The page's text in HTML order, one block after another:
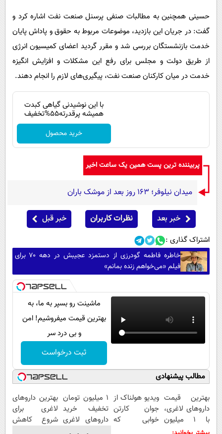
حسینی همچنین به مطالبات صنفی پرسنل صنعت نفت اشاره کرد و
گفت: در جریان این بازدید، موضوعات مربوط به حقوق و پاداش پایان
خدمت بازنشستگان بررسی شد و مقرر گردید اعضای کمیسیون انرژی
از طریق دولت و مجلس برای رفع این مشکلات و افزایش انگیزه
خدمت در میان کارکنان صنعت نفت، پیگیری‌های لازم را انجام دهند.
با این نوشیدنی گیاهی کبدت
همیشه پرقدرته55%تخفیف
خرید محصول
پربیننده ترین پست همین یک ساعت اخیر
میدان نیلوفر؛ ۱۶۳ روز بعد از موشک باران
خبر بعد نظرات کاربران خبر قبل
اشتراک گذاری :
خاطره فاطمه گودرزی از دستمزد عجیبش در دهه ۷۰ برای
فیلم «می‌خواهم زنده بمانم»
ماشینت رو بسپر به ما، به
بهترین قیمت میفروشیم! امن
و بی درد سر
ثبت درخواست
مطالب پیشنهادی
بهترین قیمت
داروهای لاغری،
با ۱ میلیون
تخفیف و ارسال
ویدیو هولناک از
جوان کارتن
خوابی که
1 میلیون تومان
تخفیف خرید
داروهای لاغری
با ارسال از
بهترین داروهای
لاغری برای
شروع کاهش